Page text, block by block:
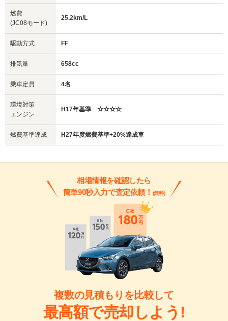
燃費
(JC08モード)
25.2km/L
駆動方式 FF
排気量 658cc
乗車定員 4名
環境対策
エンジン
H17年基準 ☆☆☆☆
燃費基準達成 H27年度燃費基準+20%達成車
相場情報を確認したら
簡単90秒入力で査定依頼！ (無料)
複数の見積もりを比較して
最高額で売却しよう!